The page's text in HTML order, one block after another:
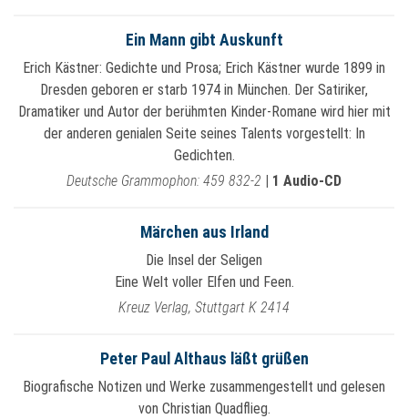
Ein Mann gibt Auskunft
Erich Kästner: Gedichte und Prosa; Erich Kästner wurde 1899 in
Dresden geboren er starb 1974 in München. Der Satiriker,
Dramatiker und Autor der berühmten Kinder-Romane wird hier mit
der anderen genialen Seite seines Talents vorgestellt: In
Gedichten.
Deutsche Grammophon: 459 832-2 | 1 Audio-CD
Märchen aus Irland
Die Insel der Seligen
Eine Welt voller Elfen und Feen.
Kreuz Verlag, Stuttgart K 2414
Peter Paul Althaus läßt grüßen
Biografische Notizen und Werke zusammengestellt und gelesen
von Christian Quadflieg.